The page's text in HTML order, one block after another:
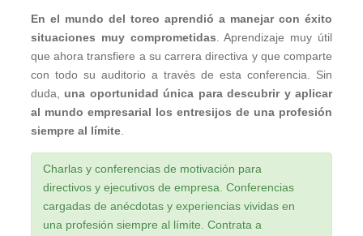
En el mundo del toreo aprendió a manejar con éxito
situaciones muy comprometidas. Aprendizaje muy útil
que ahora transfiere a su carrera directiva y que comparte
con todo su auditorio a través de esta conferencia. Sin
duda, una oportunidad única para descubrir y aplicar
al mundo empresarial los entresijos de una profesión
siempre al límite.
Charlas y conferencias de motivación para
directivos y ejecutivos de empresa. Conferencias
cargadas de anécdotas y experiencias vividas en
una profesión siempre al límite. Contrata a